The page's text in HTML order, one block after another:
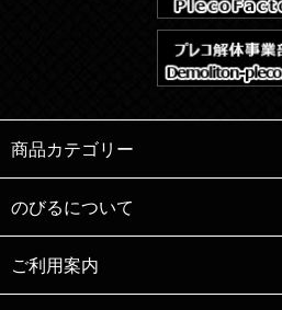
商品カテゴリー
のびるについて
ご利用案内